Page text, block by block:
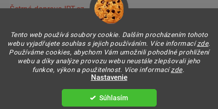
Tento web používá soubory cookie. Dalším procházením tohoto
webu vyjadřujete souhlas s jejich používáním. Více informacízde.
Používáme cookies, abychom Vám umožnili pohodlné prohlížení
webu a díky analýze provozu webu neustále zlepšovali jeho
funkce, výkon a použitelnost. Více informacízde.
Nastavenie
Súhlasím
Šetrná doprava IRT.cz
Prihlásenie affiliate partnera
Instagram